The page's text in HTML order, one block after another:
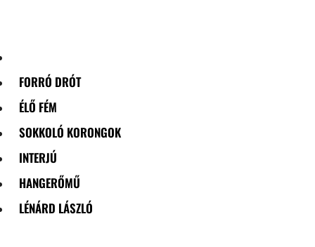
FORRÓ DRÓT
ÉLŐ FÉM
SOKKOLÓ KORONGOK
INTERJÚ
HANGERŐMŰ
LÉNÁRD LÁSZLÓ